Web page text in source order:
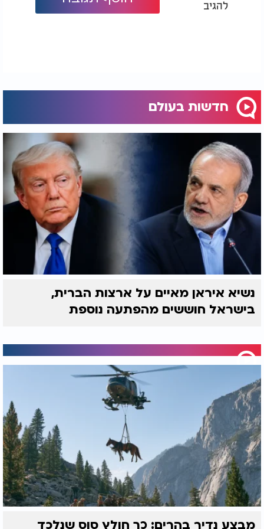
להגיב
חדשות בעולם
נשיא איראן מאיים על ארצות הברית,
בישראל חוששים מהפתעה נוספת
מבצע נדיר בהרים: כך חולץ סוס שנלכד